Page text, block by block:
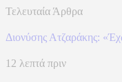
Τελευταία Άρθρα
Διονύσης Ατζαράκης:
12 λεπτά πριν